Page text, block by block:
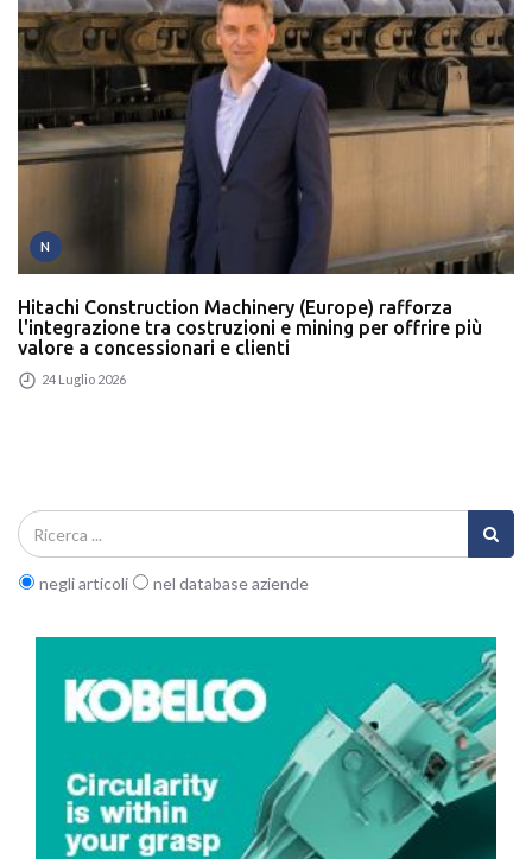
N
Hitachi Construction Machinery (Europe) rafforza
l'integrazione tra costruzioni e mining per offrire più
valore a concessionari e clienti
24 Luglio 2026
negli articoli nel database aziende